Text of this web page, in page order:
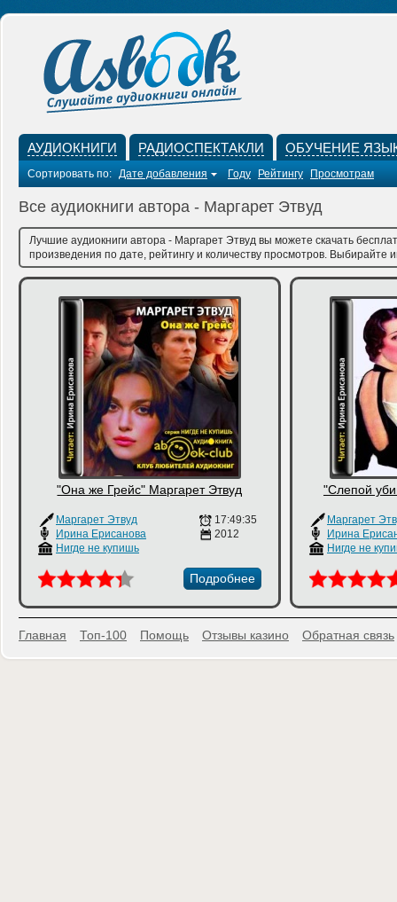
АУДИОКНИГИ РАДИОСПЕКТАКЛИ ОБУЧЕНИЕ
Сортировать по: Дате добавления Году Рейтингу Просмотрам
Все аудиокниги автора - Маргарет Этвуд
Лучшие аудиокниги автора - Маргарет Этвуд вы можете скачать
произведения по дате, рейтингу и количеству просмотров. Выбирайте
"Она же Грейс" Маргарет Этвуд
Маргарет Этвуд
Ирина Ерисанова
Нигде не купишь
17:49:35
2012
Подробнее
"Слепой
Маргарет
Ирина
Нигде не
Главная Топ-100 Помощь Отзывы казино Обратная связь